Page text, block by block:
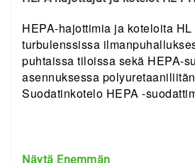
HEPA-hajottimia ja koteloita
turbulenssissa
puhtaissa tiloissa sekä HEPA-
asennuksessa
Suodatinkotelo HEPA -
Näytä Enemmän